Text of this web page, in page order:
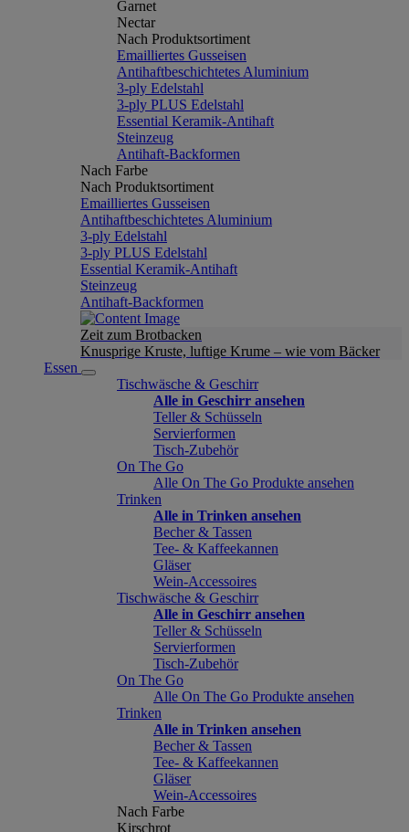
Garnet
Nectar
Nach Produktsortiment
Emailliertes Gusseisen
Antihaftbeschichtetes Aluminium
3-ply Edelstahl
3-ply PLUS Edelstahl
Essential Keramik-Antihaft
Steinzeug
Antihaft-Backformen
Nach Farbe
Nach Produktsortiment
Emailliertes Gusseisen
Antihaftbeschichtetes Aluminium
3-ply Edelstahl
3-ply PLUS Edelstahl
Essential Keramik-Antihaft
Steinzeug
Antihaft-Backformen
Zeit zum Brotbacken
Knusprige Kruste, luftige Krume – wie vom Bäcker
Essen
Tischwäsche & Geschirr
Alle in Geschirr ansehen
Teller & Schüsseln
Servierformen
Tisch-Zubehör
On The Go
Alle On The Go Produkte ansehen
Trinken
Alle in Trinken ansehen
Becher & Tassen
Tee- & Kaffeekannen
Gläser
Wein-Accessoires
Tischwäsche & Geschirr
Alle in Geschirr ansehen
Teller & Schüsseln
Servierformen
Tisch-Zubehör
On The Go
Alle On The Go Produkte ansehen
Trinken
Alle in Trinken ansehen
Becher & Tassen
Tee- & Kaffeekannen
Gläser
Wein-Accessoires
Nach Farbe
Kirschrot